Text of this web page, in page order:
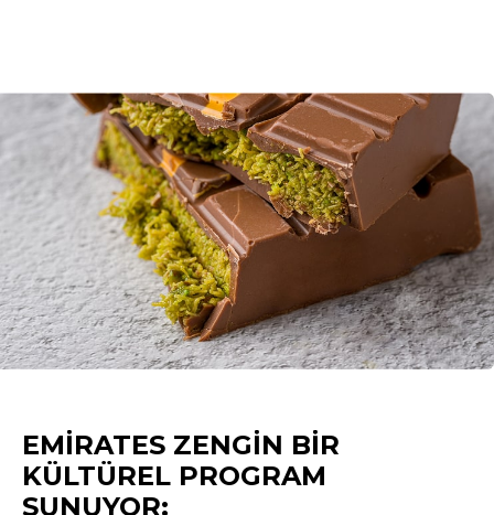
EMIRATES ZENGIN BIR
KÜLTÜREL PROGRAM
SUNUYOR: